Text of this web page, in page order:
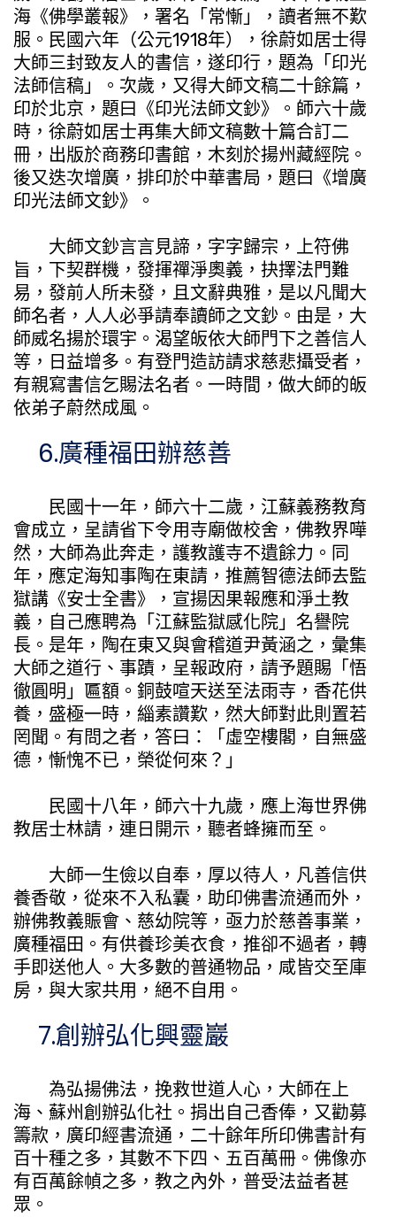
海《佛學叢報》，署名「常慚」，讀者無不歎
服。民國六年（公元1918年），徐蔚如居士得
大師三封致友人的書信，遂印行，題為「印光
法師信稿」。次歲，又得大師文稿二十餘篇，
印於北京，題曰《印光法師文鈔》。師六十歲
時，徐蔚如居士再集大師文稿數十篇合訂二
冊，出版於商務印書館，木刻於揚州藏經院。
後又迭次增廣，排印於中華書局，題曰《增廣
印光法師文鈔》。
大師文鈔言言見諦，字字歸宗，上符佛
旨，下契群機，發揮禪淨奧義，抉擇法門難
易，發前人所未發，且文辭典雅，是以凡聞大
師名者，人人必爭請奉讀師之文鈔。由是，大
師威名揚於環宇。渴望皈依大師門下之善信人
等，日益增多。有登門造訪請求慈悲攝受者，
有親寫書信乞賜法名者。一時間，做大師的皈
依弟子蔚然成風。
6.廣種福田辦慈善
民國十一年，師六十二歲，江蘇義務教育
會成立，呈請省下令用寺廟做校舍，佛教界嘩
然，大師為此奔走，護教護寺不遺餘力。同
年，應定海知事陶在東請，推薦智德法師去監
獄講《安士全書》，宣揚因果報應和淨土教
義，自己應聘為「江蘇監獄感化院」名譽院
長。是年，陶在東又與會稽道尹黃涵之，彙集
大師之道行、事蹟，呈報政府，請予題賜「悟
徹圓明」匾額。銅鼓喧天送至法雨寺，香花供
養，盛極一時，緇素讚歎，然大師對此則置若
罔聞。有問之者，答曰：「虛空樓閣，自無盛
德，慚愧不已，榮從何來？」
民國十八年，師六十九歲，應上海世界佛
教居士林請，連日開示，聽者蜂擁而至。
大師一生儉以自奉，厚以待人，凡善信供
養香敬，從來不入私囊，助印佛書流通而外，
辦佛教義賑會、慈幼院等，亟力於慈善事業，
廣種福田。有供養珍美衣食，推卻不過者，轉
手即送他人。大多數的普通物品，咸皆交至庫
房，與大家共用，絕不自用。
7.創辦弘化興靈巖
為弘揚佛法，挽救世道人心，大師在上
海、蘇州創辦弘化社。捐出自己香俸，又勸募
籌款，廣印經書流通，二十餘年所印佛書計有
百十種之多，其數不下四、五百萬冊。佛像亦
有百萬餘幀之多，教之內外，普受法益者甚
眾。